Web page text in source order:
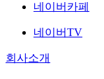
네이버카페
네이버TV
회사소개